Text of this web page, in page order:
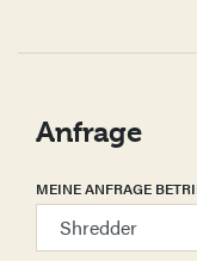
Anfrage
MEINE ANFRAGE